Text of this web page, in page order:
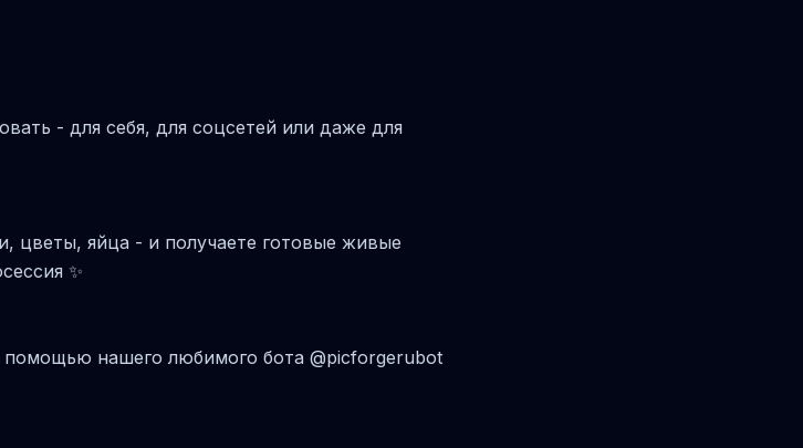
- для себя, для соцсетей или даже для
цветы, яйца - и получаете готовые живые
✨
помощью нашего любимого бота @picforgerubot